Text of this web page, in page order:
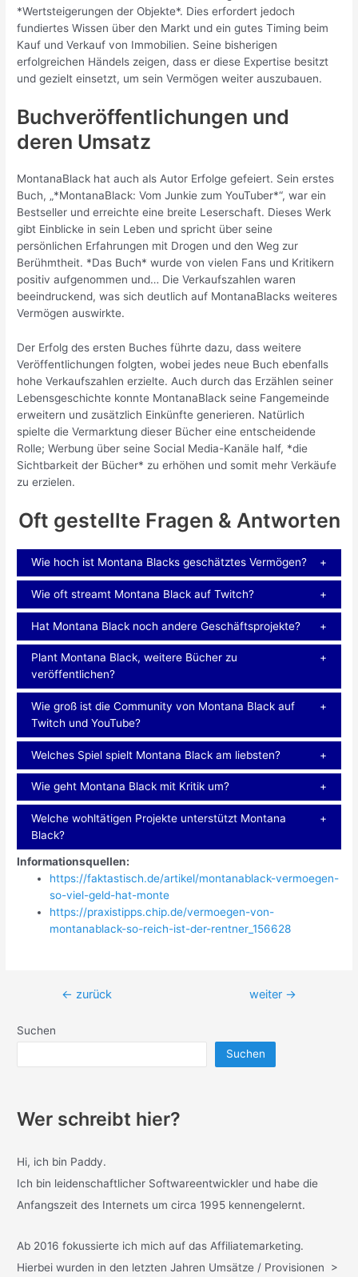
*Wertsteigerungen der Objekte*. Dies erfordert jedoch
fundiertes Wissen über den Markt und ein gutes Timing beim
Kauf und Verkauf von Immobilien. Seine bisherigen
erfolgreichen Händels zeigen, dass er diese Expertise besitzt
und gezielt einsetzt, um sein Vermögen weiter auszubauen.
Buchveröffentlichungen und
deren Umsatz
MontanaBlack hat auch als Autor Erfolge gefeiert. Sein erstes
Buch, „*MontanaBlack: Vom Junkie zum YouTuber*“, war ein
Bestseller und erreichte eine breite Leserschaft. Dieses Werk
gibt Einblicke in sein Leben und spricht über seine
persönlichen Erfahrungen mit Drogen und den Weg zur
Berühmtheit. *Das Buch* wurde von vielen Fans und Kritikern
positiv aufgenommen und… Die Verkaufszahlen waren
beeindruckend, was sich deutlich auf MontanaBlacks weiteres
Vermögen auswirkte.
Der Erfolg des ersten Buches führte dazu, dass weitere
Veröffentlichungen folgten, wobei jedes neue Buch ebenfalls
hohe Verkaufszahlen erzielte. Auch durch das Erzählen seiner
Lebensgeschichte konnte MontanaBlack seine Fangemeinde
erweitern und zusätzlich Einkünfte generieren. Natürlich
spielte die Vermarktung dieser Bücher eine entscheidende
Rolle; Werbung über seine Social Media-Kanäle half, *die
Sichtbarkeit der Bücher* zu erhöhen und somit mehr Verkäufe
zu erzielen.
Oft gestellte Fragen & Antworten
Wie hoch ist Montana Blacks geschätztes Vermögen?
Wie oft streamt Montana Black auf Twitch?
Hat Montana Black noch andere Geschäftsprojekte?
Plant Montana Black, weitere Bücher zu
veröffentlichen?
Wie groß ist die Community von Montana Black auf
Twitch und YouTube?
Welches Spiel spielt Montana Black am liebsten?
Wie geht Montana Black mit Kritik um?
Welche wohltätigen Projekte unterstützt Montana
Black?
Informationsquellen:
https://faktastisch.de/artikel/montanablack-vermoegen-
so-viel-geld-hat-monte
https://praxistipps.chip.de/vermoegen-von-
montanablack-so-reich-ist-der-rentner_156628
Beitragsnavigation
← zurück weiter →
Suchen
Suchen
Wer schreibt hier?
Hi, ich bin Paddy.
Ich bin leidenschaftlicher Softwareentwickler und habe die
Anfangszeit des Internets um circa 1995 kennengelernt.
Ab 2016 fokussierte ich mich auf das Affiliatemarketing.
Hierbei wurden in den letzten Jahren Umsätze / Provisionen >